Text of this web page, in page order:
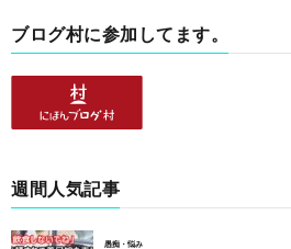
ブログ村に参加してます。
週間人気記事